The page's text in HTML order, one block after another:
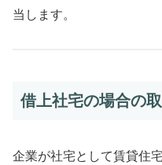
当します。
借上社宅の場合の
企業が社宅として賃貸住